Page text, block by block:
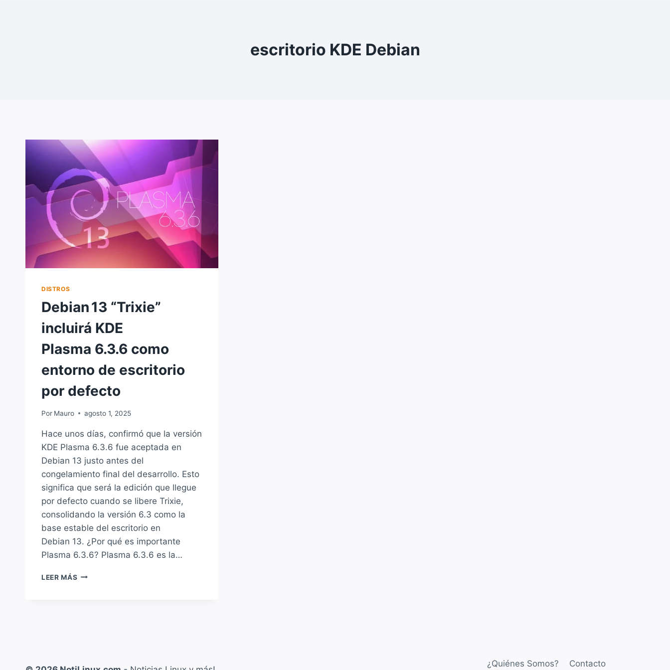
escritorio KDE Debian
DISTROS
Debian 13 “Trixie”
incluirá KDE
Plasma 6.3.6 como
entorno de escritorio
por defecto
Por Mauro agosto 1, 2025
Hace unos días, confirmó que la versión
KDE Plasma 6.3.6 fue aceptada en
Debian 13 justo antes del
congelamiento final del desarrollo. Esto
significa que será la edición que llegue
por defecto cuando se libere Trixie,
consolidando la versión 6.3 como la
base estable del escritorio en
Debian 13. ¿Por qué es importante
Plasma 6.3.6? Plasma 6.3.6 es la…
LEER MÁS DEBIAN 13
¿Quiénes Somos? Contacto